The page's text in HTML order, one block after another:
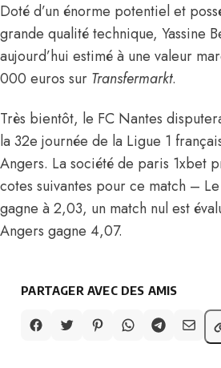
Doté d’un énorme potentiel et
grande qualité technique, Yassine
aujourd’hui estimé à une valeur
000 euros sur Transfermarkt.
Très bientôt, le FC Nantes
la 32e journée de la Ligue 1
Angers. La société de paris 1xbet
cotes suivantes pour ce match –
gagne à 2,03, un match nul est
Angers gagne 4,07.
PARTAGER AVEC DES AMIS